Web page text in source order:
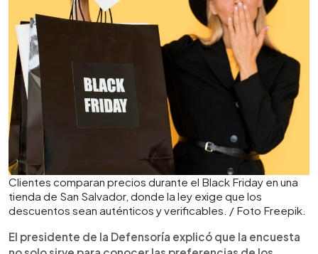
Clientes comparan precios durante el Black Friday en una
tienda de San Salvador, donde la ley exige que los
descuentos sean auténticos y verificables. / Foto Freepik.
El presidente de la Defensoría explicó que la encuesta